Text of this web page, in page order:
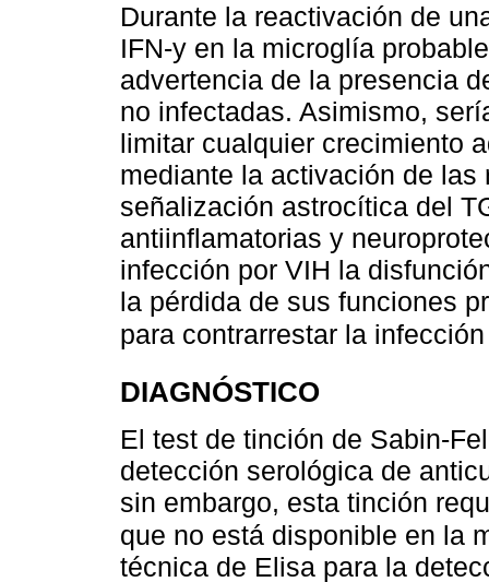
Durante la reactivación de
IFN-y en la microglía
advertencia de la presencia
no infectadas. Asimismo,
limitar cualquier crecimiento
mediante la activación de
señalización astrocítica del
antiinflamatorias y
infección por VIH la
la pérdida de sus funciones
para contrarrestar la
DIAGNÓSTICO
El test de tinción de Sabin-
detección serológica de
sin embargo, esta tinción
que no está disponible en la
técnica de Elisa para la